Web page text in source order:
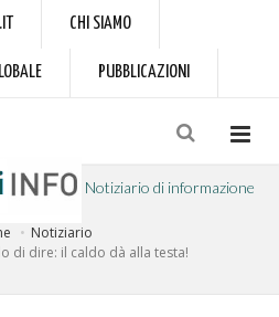
CHI SIAMO
PUBBLICAZIONI
Notiziario di informazione
Notiziario
di dire: il caldo dà alla testa!